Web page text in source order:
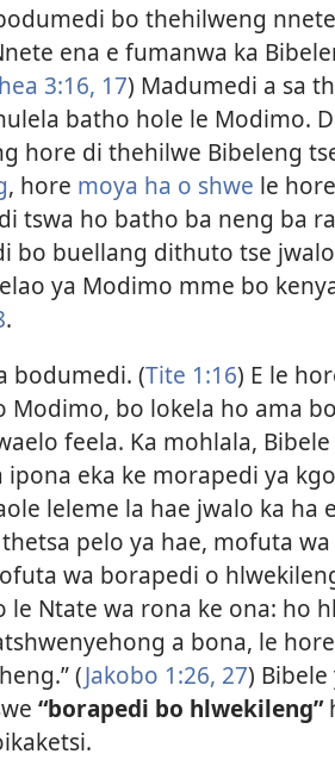
bo thehilweng
ena e fumanwa ka
3:​16, 17) Madumedi a sa
batho hole le Modimo.
hore di thehilwe Bibeleng
, hore moya ha o shwe le hore
tswa ho batho ba neng ba
bo buellang dithuto tse
ya Modimo mme bo
.
bodumedi. (Tite 1:​16) E le
bo lokela ho ama
feela. Ka mohlala, Bibele
ipona eka ke morapedi ya
leleme la hae jwalo ka ha
pelo ya hae, mofuta
wa borapedi o
Ntate wa rona ke ona: ho
a bona, le
(Jakobo 1:​26, 27) Bibele
“borapedi bo hlwekileng”